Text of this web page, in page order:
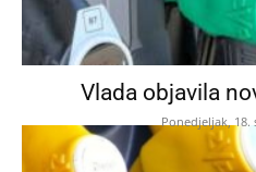
Vlada objavila
Ponedjeljak, 18.